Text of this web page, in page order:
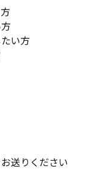
い方
送りください